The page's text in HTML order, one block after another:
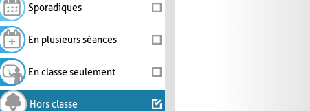
Sporadiques
En plusieurs séances
En classe seulement
Hors classe